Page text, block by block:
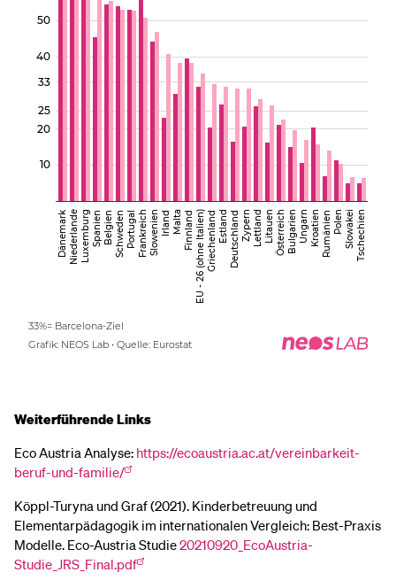
Weiterführende Links
Eco Austria Analyse: https://ecoaustria.ac.at/vereinbarkeit-
beruf-und-familie/
Köppl-Turyna und Graf (2021). Kinderbetreuung und
Elementarpädagogik im internationalen Vergleich: Best-Praxis
Modelle. Eco-Austria Studie20210920_EcoAustria-
Studie_JRS_Final.pdf